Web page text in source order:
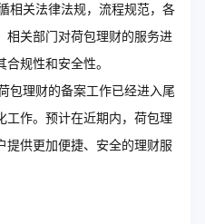
相关法律法规，流程规范，各
相关部门对荷包理财的服务进
规性和安全性。
包理财的备案工作已经进入尾
工作。预计在近期内，荷包理
提供更加便捷、安全的理财服